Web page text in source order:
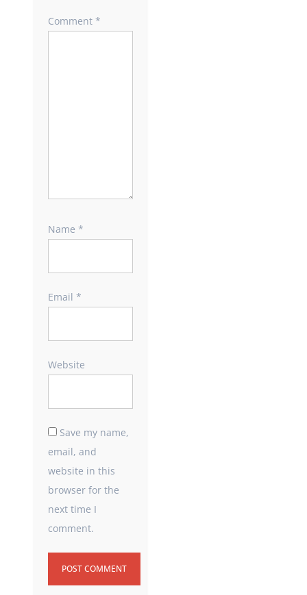
Comment *
Name *
Email *
Website
Save my name,
email, and
website in this
browser for the
next time I
comment.